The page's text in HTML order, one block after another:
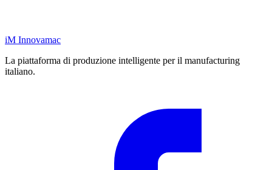
iM Innovamac
La piattaforma di produzione intelligente per il manufacturing
italiano.